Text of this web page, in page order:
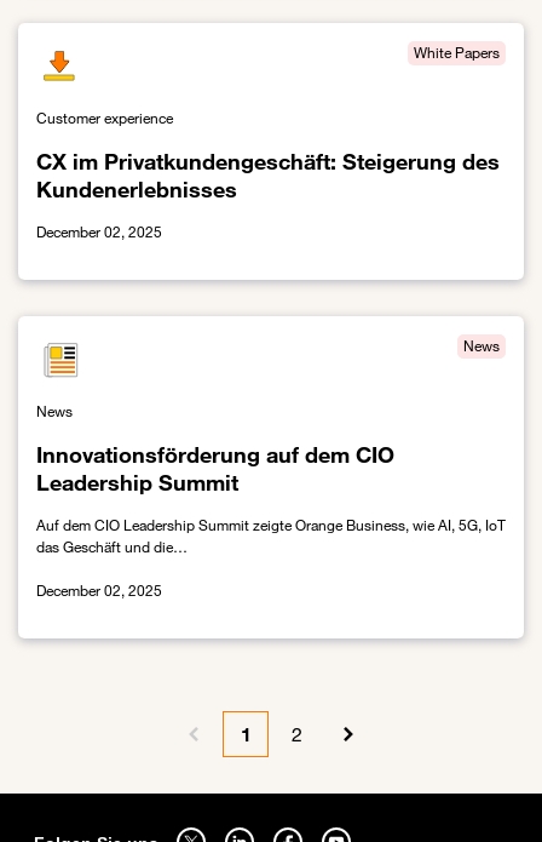
CX im Privatkundengeschäft: Steigerung des
Kundenerlebnisses
White Papers
Customer experience
December 02, 2025
Link zur CX im Privatkundengeschäft: Steigerung des
Innovationsförderung auf dem CIO
Leadership Summit
News
News
Auf dem CIO Leadership Summit zeigte Orange Business, wie AI, 5G, IoT
das Geschäft und die…
December 02, 2025
Previous page
Current page
1 Page
2 Next page
Folgen Sie uns auf twitter - wird in einem neuen Tab geöffnet
Folgen Sie uns auf linkedin - wird in einem neuen Tab
Folgen Sie uns auf facebook - wird in einem
Folgen Sie uns auf youtube - wird in